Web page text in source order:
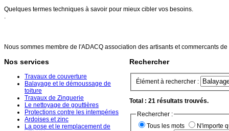
Quelques termes techniques à savoir pour mieux cibler vos besoins.
Nous sommes membre de l'ADACQ association des artisants et commercants
Nos services
Travaux de couverture
Balayage et le démoussage de
toiture
Travaux de Zinguerie
Le nettoyage de gouttières
Protections contre les intempéries
Ardoises et zinc
La pose et le remplacement de
Rechercher
Élément à rechercher :
Total : 21 résultats trouvés.
Rechercher :
Tous les mots
N'importe